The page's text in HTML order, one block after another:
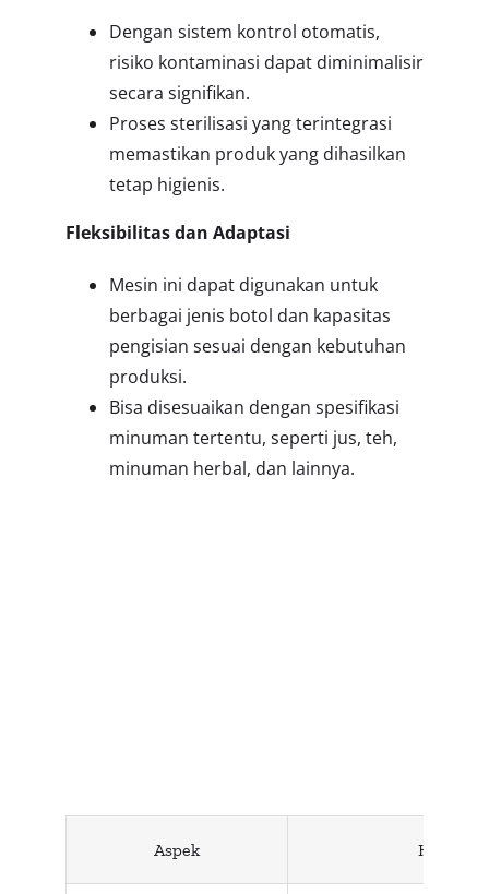
Dengan sistem kontrol otomatis,
risiko kontaminasi dapat diminimalisir
secara signifikan.
Proses sterilisasi yang terintegrasi
memastikan produk yang dihasilkan
tetap higienis.
Fleksibilitas dan Adaptasi
Mesin ini dapat digunakan untuk
berbagai jenis botol dan kapasitas
pengisian sesuai dengan kebutuhan
produksi.
Bisa disesuaikan dengan spesifikasi
minuman tertentu, seperti jus, teh,
minuman herbal, dan lainnya.
Aspek Hot